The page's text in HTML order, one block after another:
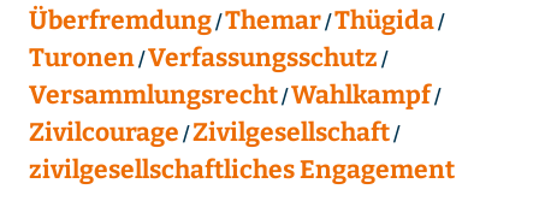
Überfremdung Themar Thügida
Turonen Verfassungsschutz
Versammlungsrecht Wahlkampf
Zivilcourage Zivilgesellschaft
zivilgesellschaftliches Engagement